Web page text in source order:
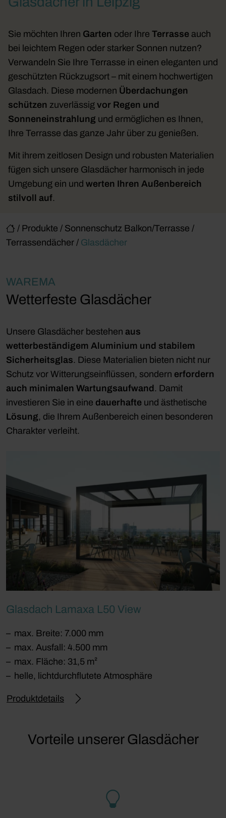
/ Produkte / Sonnenschutz Balkon/Terrasse /
Terrassendächer / Glasdächer
Sie möchten Ihren Garten oder Ihre Terrasse auch
bei leichtem Regen oder starker Sonnen nutzen?
Verwandeln Sie Ihre Terrasse in einen eleganten und
geschützten Rückzugsort – mit einem hochwertigen
Glasdach. Diese modernen Überdachungen
schützen zuverlässig vor Regen und
Sonneneinstrahlung und ermöglichen es Ihnen,
Ihre Terrasse das ganze Jahr über zu genießen.
Mit ihrem zeitlosen Design und robusten Materialien
fügen sich unsere Glasdächer harmonisch in jede
Umgebung ein und werten Ihren Außenbereich
stilvoll auf.
WAREMA
Wetterfeste Glasdächer
Unsere Glasdächer bestehen aus
wetterbeständigem Aluminium und stabilem
Sicherheitsglas. Diese Materialien bieten nicht nur
Schutz vor Witterungseinflüssen, sondern erfordern
auch minimalen Wartungsaufwand . Damit
investieren Sie in eine dauerhafte und ästhetische
Lösung, die Ihrem Außenbereich einen besonderen
Charakter verleiht.
Glasdach Lamaxa L50 View
max. Breite: 7.000 mm
max. Ausfall: 4.500 mm
max. Fläche: 31,5 m²
helle, lichtdurchflutete Atmosphäre
Produktdetails
Vorteile unserer Glasdächer